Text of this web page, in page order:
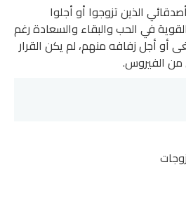
الذين تزوجوا أو أجلوا
في الحب والبقاء والسعادة رغم
أجل زفافه منهم، لم يكن القرار
من الفيروس.